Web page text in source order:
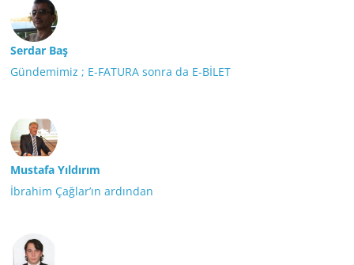
Serdar Baş
Gündemimiz ; E-FATURA sonra da E-BİLET
Mustafa Yıldırım
İbrahim Çağlar’ın ardından